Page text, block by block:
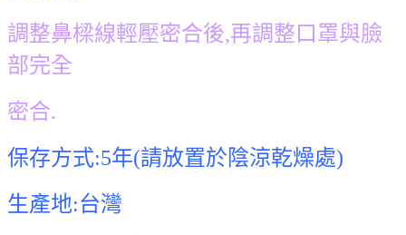
調整鼻樑線輕壓密合後,再調整口罩與臉
部完全
密合.
保存方式:5年(請放置於陰涼乾燥處)
生產地:台灣